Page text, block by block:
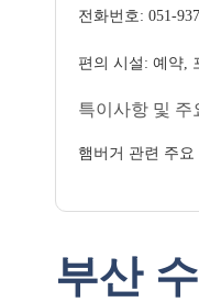
전화번호: 051-
편의 시설: 예약,
특이사항 및 주
햄버거 관련 주
부산